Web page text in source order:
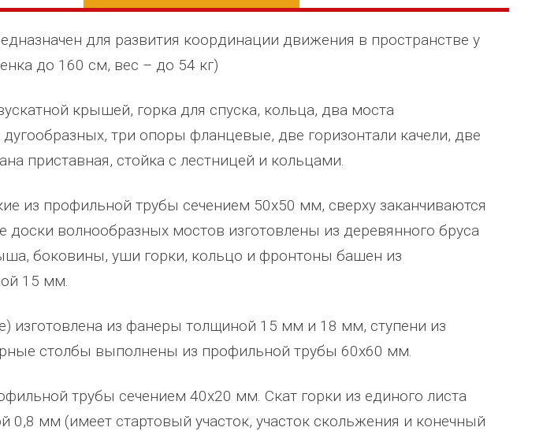
для развития координации движения в пространстве у
до 160 см, вес – до 54 кг)
крышей, горка для спуска, кольца, два моста
три опоры фланцевые, две горизонтали качели, две
приставная, стойка с лестницей и кольцами.
из профильной трубы сечением 50х50 мм, сверху заканчиваются
доски волнообразных мостов изготовлены из деревянного бруса
боковины, уши горки, кольцо и фронтоны башен из
15 мм.
изготовлена из фанеры толщиной 15 мм и 18 мм, ступени из
столбы выполнены из профильной трубы 60х60 мм.
трубы сечением 40х20 мм. Скат горки из единого листа
мм (имеет стартовый участок, участок скольжения и конечный